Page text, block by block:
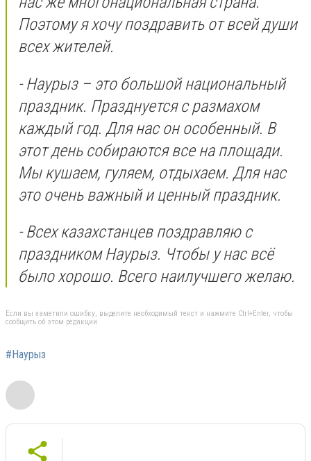
Поэтому я хочу поздравить от всей души
всех жителей.
- Наурыз – это большой национальный
праздник. Празднуется с размахом
каждый год. Для нас он особенный. В
этот день собираются все на площади.
Мы кушаем, гуляем, отдыхаем. Для нас
это очень важный и ценный праздник.
- Всех казахстанцев поздравляю с
праздником Наурыз. Чтобы у нас всё
было хорошо. Всего наилучшего желаю.
Если вы заметили ошибку, выделите необходимый текст и нажмите Ctrl+Enter, чтобы
сообщить об этом редакции
#Наурыз